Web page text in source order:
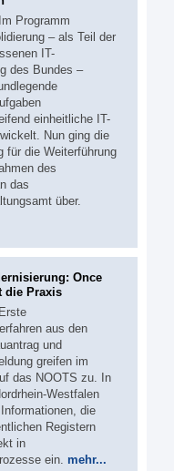
Programm
– als Teil der
IT-
des Bundes –
einheitliche IT-
Nun ging die
für die Weiterführung
des
das
über.
Once
die Praxis
aus den
und
greifen im
das NOOTS zu. In
Westfalen
die
Registern
in
ein. mehr...